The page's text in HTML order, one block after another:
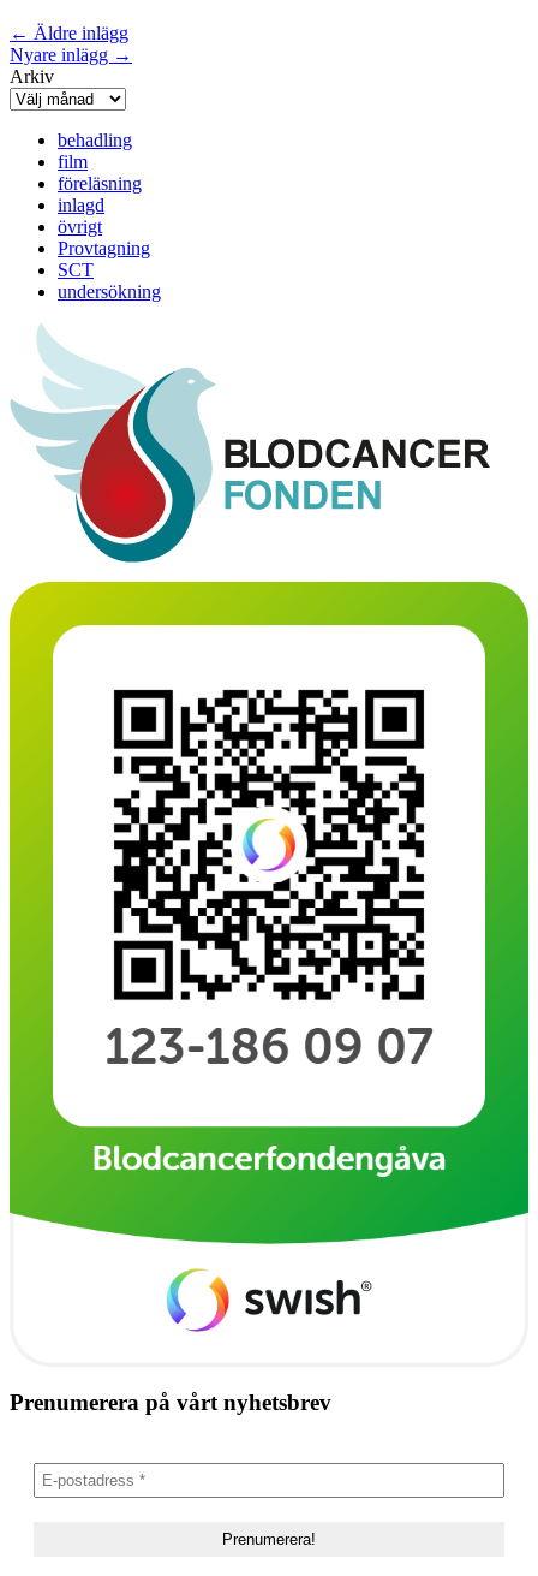
← Äldre inlägg
Nyare inlägg →
Arkiv
behadling
film
föreläsning
inlagd
övrigt
Provtagning
SCT
undersökning
Prenumerera på vårt nyhetsbrev